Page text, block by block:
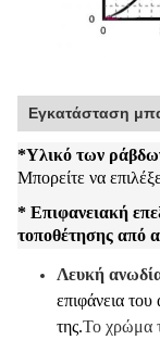
Εγκατάσταση
*Υλικό των
Μπορείτε να
* Επιφανειακή
τοποθέτησης από
Λευκή
επιφάνεια
της.Το χρώμα